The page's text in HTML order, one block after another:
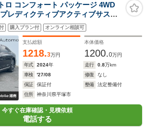
コンフォート パッケージ 4WD
レディクティブアクティブサス
ーフ フルレザーPKG
ヘッドライニング デジタルマト
ィPKG 後席モニター
購入プラン付 オンライン相談可
支払総額
1218.3万円
本体価格
1200.0万円
年式
2024年 走行 0.8万km
車検
'27/08 修復
なし
保証
保証付 整備
法定整備付
住所
神奈川県平塚市
今すぐ在庫確認・見積依頼
電話する